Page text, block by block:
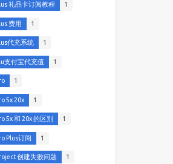
礼品卡订阅教程 1
费用 1
代充系统 1
支付宝代充值 1
1
5x 20x 1
5x 和 20x 的区别 1
Plus订阅 1
创建失败问题 1